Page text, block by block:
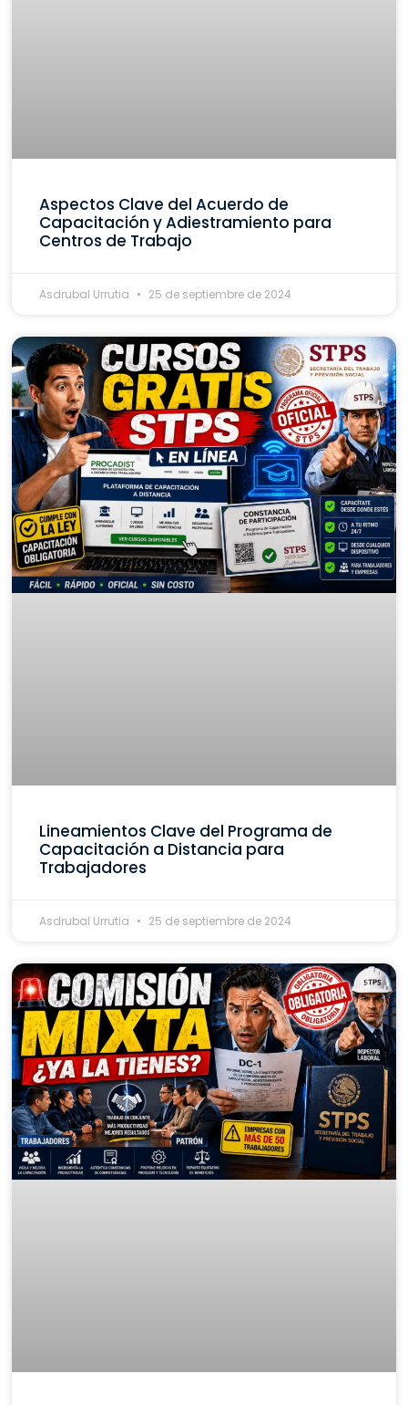
Aspectos Clave del Acuerdo de
Capacitación y Adiestramiento para
Centros de Trabajo
Asdrubal Urrutia 25 de septiembre de 2024
Lineamientos Clave del Programa de
Capacitación a Distancia para
Trabajadores
Asdrubal Urrutia 25 de septiembre de 2024